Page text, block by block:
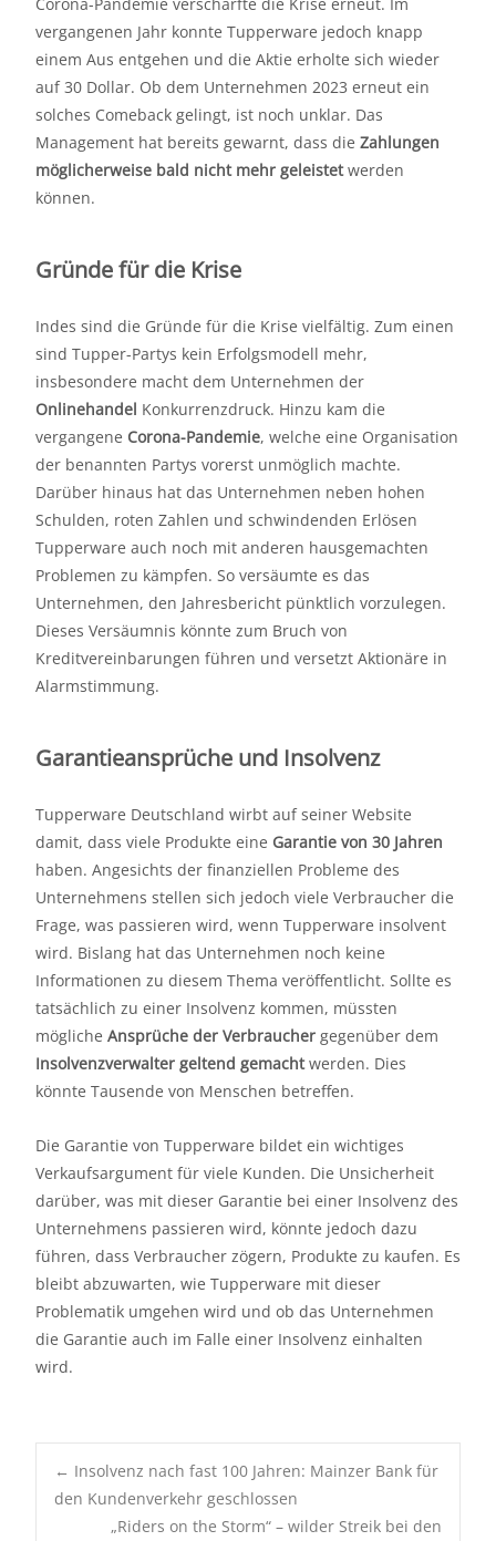
vergangenen Jahr konnte Tupperware jedoch knapp
einem Aus entgehen und die Aktie erholte sich wieder
auf 30 Dollar. Ob dem Unternehmen 2023 erneut ein
solches Comeback gelingt, ist noch unklar. Das
Management hat bereits gewarnt, dass die Zahlungen
möglicherweise bald nicht mehr geleistetwerden
können.
Gründe für die Krise
Indes sind die Gründe für die Krise vielfältig. Zum einen
sind Tupper-Partys kein Erfolgsmodell mehr,
insbesondere macht dem Unternehmen der
Onlinehandel Konkurrenzdruck. Hinzu kam die
vergangene Corona-Pandemie, welche eine Organisation
der benannten Partys vorerst unmöglich machte.
Darüber hinaus hat das Unternehmen neben hohen
Schulden, roten Zahlen und schwindenden Erlösen
Tupperware auch noch mit anderen hausgemachten
Problemen zu kämpfen. So versäumte es das
Unternehmen, den Jahresbericht pünktlich vorzulegen.
Dieses Versäumnis könnte zum Bruch von
Kreditvereinbarungen führen und versetzt Aktionäre in
Alarmstimmung.
Garantieansprüche und Insolvenz
Tupperware Deutschland wirbt auf seiner Website
damit, dass viele Produkte eine Garantie von 30 Jahren
haben. Angesichts der finanziellen Probleme des
Unternehmens stellen sich jedoch viele Verbraucher die
Frage, was passieren wird, wenn Tupperware insolvent
wird. Bislang hat das Unternehmen noch keine
Informationen zu diesem Thema veröffentlicht. Sollte es
tatsächlich zu einer Insolvenz kommen, müssten
mögliche Ansprüche der Verbraucher gegenüber dem
Insolvenzverwalter geltend gemachtwerden. Dies
könnte Tausende von Menschen betreffen.
Die Garantie von Tupperware bildet ein wichtiges
Verkaufsargument für viele Kunden. Die Unsicherheit
darüber, was mit dieser Garantie bei einer Insolvenz des
Unternehmens passieren wird, könnte jedoch dazu
führen, dass Verbraucher zögern, Produkte zu kaufen. Es
bleibt abzuwarten, wie Tupperware mit dieser
Problematik umgehen wird und ob das Unternehmen
die Garantie auch im Falle einer Insolvenz einhalten
wird.
Post
navigation
← Insolvenz nach fast 100 Jahren: Mainzer Bank für
den Kundenverkehr geschlossen
„Riders on the Storm“ – wilder Streik bei den